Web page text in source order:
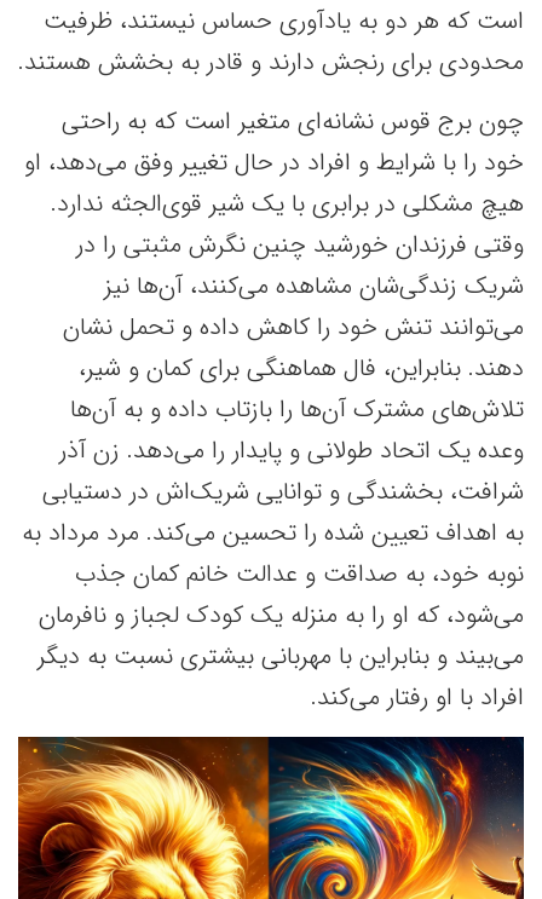
است که هر دو به یادآوری حساس نیستند، ظرفیت
محدودی برای رنجش دارند و قادر به بخشش هستند.
چون برج قوس نشانه‌ای متغیر است که به راحتی
خود را با شرایط و افراد در حال تغییر وفق می‌دهد، او
هیچ مشکلی در برابری با یک شیر قوی‌الجثه ندارد.
وقتی فرزندان خورشید چنین نگرش مثبتی را در
شریک زندگی‌شان مشاهده می‌کنند، آن‌ها نیز
می‌توانند تنش خود را کاهش داده و تحمل نشان
دهند. بنابراین، فال هماهنگی برای کمان و شیر،
تلاش‌های مشترک آن‌ها را بازتاب داده و به آن‌ها
وعده یک اتحاد طولانی و پایدار را می‌دهد. زن آذر
شرافت، بخشندگی و توانایی شریک‌اش در دستیابی
به اهداف تعیین شده را تحسین می‌کند. مرد مرداد به
نوبه خود، به صداقت و عدالت خانم کمان جذب
می‌شود، که او را به منزله یک کودک لجباز و نافرمان
می‌بیند و بنابراین با مهربانی بیشتری نسبت به دیگر
افراد با او رفتار می‌کند.